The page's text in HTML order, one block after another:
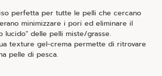
perfetta per tutte le pelli che cercano
minimizzare i pori ed eliminare il
lucido" delle pelli miste/grasse.
texture gel-crema permette di ritrovare
pelle di pesca.